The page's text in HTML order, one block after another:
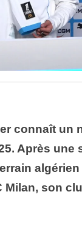
connaît un
Après une
Milan, son